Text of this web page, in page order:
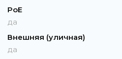
PoE
да
Внешняя (уличная)
да